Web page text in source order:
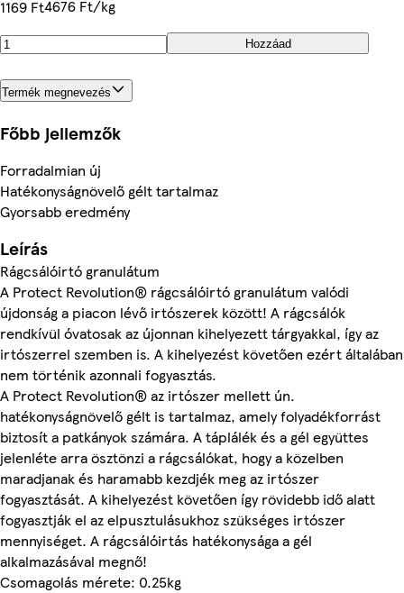
1169 Ft4676 Ft/kg
Hozzáad
Termék megnevezés
Főbb jellemzők
Forradalmian új
Hatékonyságnövelő gélt tartalmaz
Gyorsabb eredmény
Leírás
Rágcsálóirtó granulátum
A Protect Revolution® rágcsálóirtó granulátum valódi
újdonság a piacon lévő irtószerek között! A rágcsálók
rendkívül óvatosak az újonnan kihelyezett tárgyakkal, így az
irtószerrel szemben is. A kihelyezést követően ezért általában
nem történik azonnali fogyasztás.
A Protect Revolution® az irtószer mellett ún.
hatékonyságnövelő gélt is tartalmaz, amely folyadékforrást
biztosít a patkányok számára. A táplálék és a gél együttes
jelenléte arra ösztönzi a rágcsálókat, hogy a közelben
maradjanak és haramabb kezdjék meg az irtószer
fogyasztását. A kihelyezést követően így rövidebb idő alatt
fogyasztják el az elpusztulásukhoz szükséges irtószer
mennyiséget. A rágcsálóirtás hatékonysága a gél
alkalmazásával megnő!
Csomagolás mérete: 0.25kg